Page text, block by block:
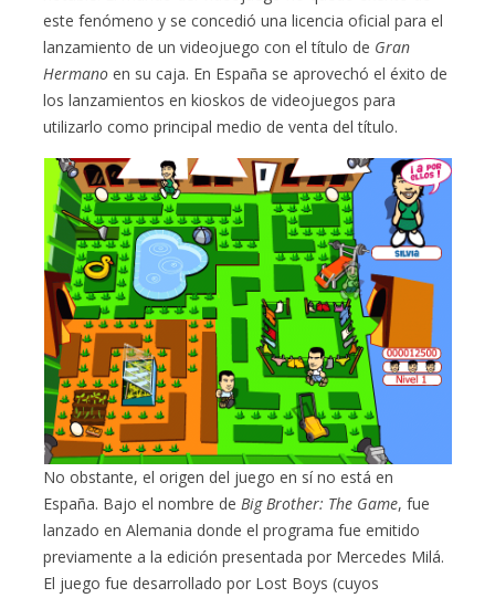
este fenómeno y se concedió una licencia oficial para el
lanzamiento de un videojuego con el título de Gran
Hermano en su caja. En España se aprovechó el éxito de
los lanzamientos en kioskos de videojuegos para
utilizarlo como principal medio de venta del título.
No obstante, el origen del juego en sí no está en
España. Bajo el nombre deBig Brother: The Game, fue
lanzado en Alemania donde el programa fue emitido
previamente a la edición presentada por Mercedes Milá.
El juego fue desarrollado por Lost Boys (cuyos